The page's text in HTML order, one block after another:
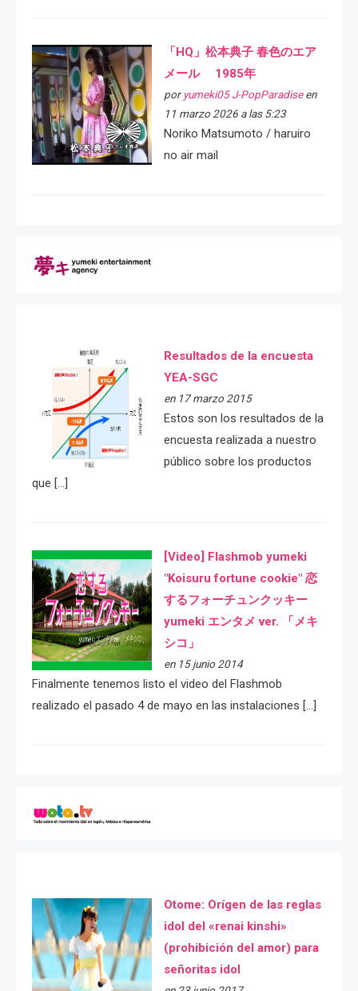
「HQ」松本典子 春色のエア
メール 1985年
por yumeki05 J-PopParadiseen
11 marzo 2026 a las 5:23
Noriko Matsumoto / haruiro
no air mail
Resultados de la encuesta
YEA-SGC
en 17 marzo 2015
Estos son los resultados de la
encuesta realizada a nuestro
público sobre los productos
que […]
[Video] Flashmob yumeki
"Koisuru fortune cookie" 恋
するフォーチュンクッキー
yumeki エンタメ ver. 「メキ
シコ」
en 15 junio 2014
Finalmente tenemos listo el video del Flashmob
realizado el pasado 4 de mayo en las instalaciones […]
Otome: Orígen de las reglas
idol del «renai kinshi»
(prohibición del amor) para
señoritas idol